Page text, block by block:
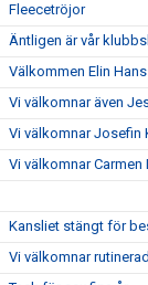
Fleecetröjor
Äntligen är vår
Välkommen Elin
Vi välkomnar även
Vi välkomnar Josefin
Vi välkomnar
Kansliet stängt för
Vi välkomnar